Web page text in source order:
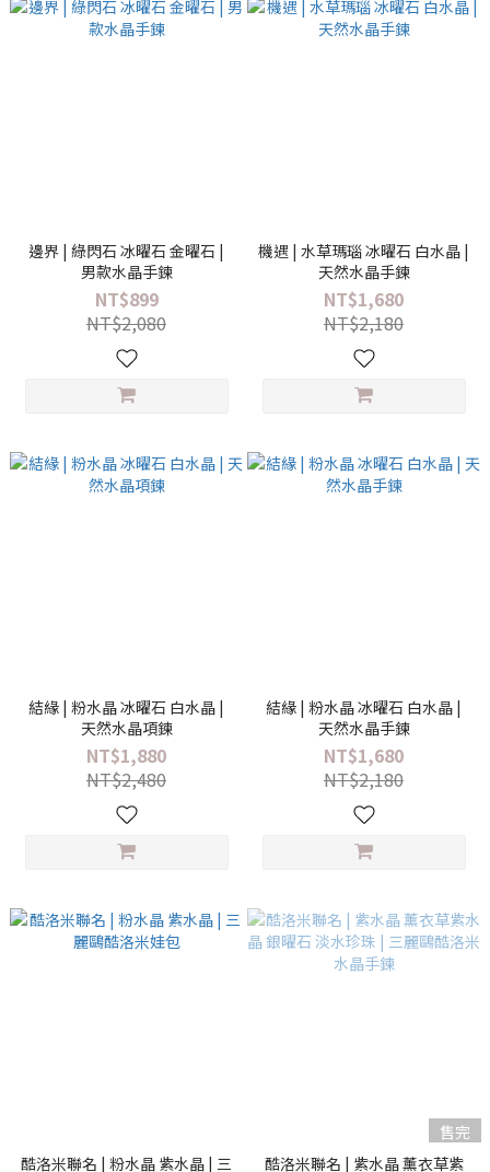
邊界 | 綠閃石 冰曜石 金曜石 |
男款水晶手鍊
NT$899
NT$2,080
機遇 | 水草瑪瑙 冰曜石 白水晶 |
天然水晶手鍊
NT$1,680
NT$2,180
結緣 | 粉水晶 冰曜石 白水晶 |
天然水晶項鍊
NT$1,880
NT$2,480
結緣 | 粉水晶 冰曜石 白水晶 |
天然水晶手鍊
NT$1,680
NT$2,180
酷洛米聯名 | 粉水晶 紫水晶 | 三
售完
酷洛米聯名 | 紫水晶 薰衣草紫